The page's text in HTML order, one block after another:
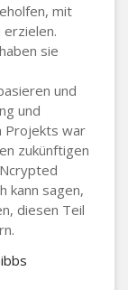
mit
sie
und
und
Projekts war
zukünftigen
kann sagen,
diesen Teil